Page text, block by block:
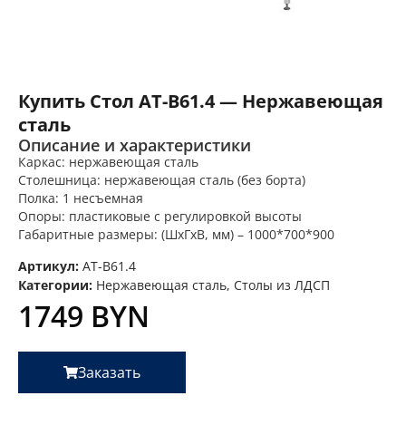
Купить Стол AT-B61.4 — Нержавеющая
сталь
Описание и характеристики
Каркас: нержавеющая сталь
Столешница: нержавеющая сталь (без борта)
Полка: 1 несъемная
Опоры: пластиковые с регулировкой высоты
Габаритные размеры: (ШхГхВ, мм) – 1000*700*900
Артикул: AT-B61.4
Категории: Нержавеющая сталь, Столы из ЛДСП
1749 BYN
Заказать